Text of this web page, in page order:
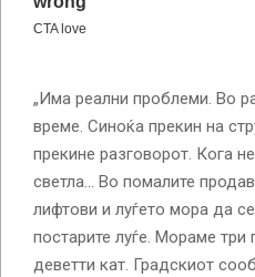
„Има реални проблеми. Во
време. Синоќа прекин на
прекине разговорот. Кога
светла… Во помалите
лифтови и луѓето мора да
постарите луѓе. Мораме
деветти кат. Градскиот